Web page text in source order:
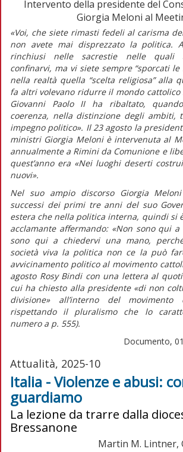
Intervento della presidente del
Giorgia Meloni al
«Voi, che siete rimasti fedeli al carisma
non avete mai disprezzato la politica.
rinchiusi nelle sacrestie nelle quali
confinarvi, ma vi siete sempre “sporcati le
nella realtà quella “scelta religiosa” alla
fa altri volevano ridurre il mondo cattolico
Giovanni Paolo II ha ribaltato,
coerenza, nella distinzione degli ambiti,
impegno politico». Il 23 agosto la
ministri Giorgia Meloni è intervenuta al
annualmente a Rimini da Comunione e
quest’anno era «Nei luoghi deserti
nuovi».
Nel suo ampio discorso Giorgia
successi dei primi tre anni del suo
estera che nella politica interna, quindi si
acclamante affermando:«Non sono qui a
sono qui a chiedervi una mano,
società viva la politica non ce la può
avvicinamento politico al movimento
agosto Rosy Bindi con una lettera al
cui ha chiesto alla presidente«di non
divisione» all’interno del movimento
rispettando il pluralismo che lo
numero a p. 555).
Documento,
Attualità, 2025-10
Italia - Violenze e abusi:
guardiamo
La lezione da trarre dalla
Bressanone
Martin M. Lintner,